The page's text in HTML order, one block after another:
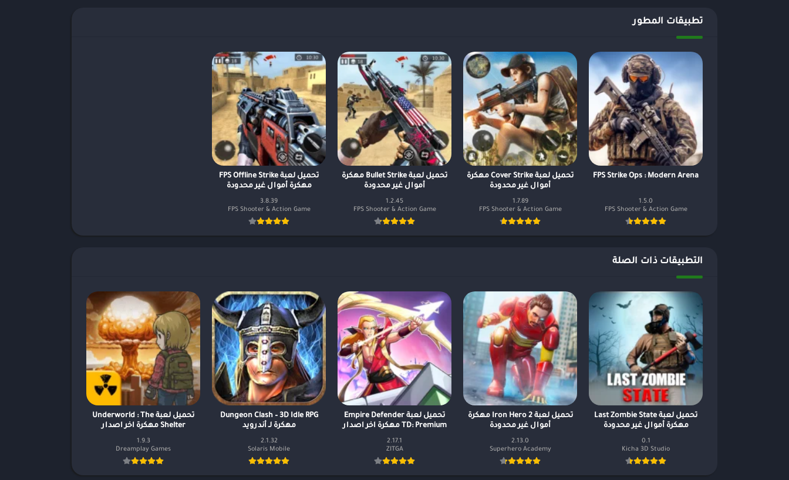
تطبيقات المطور
FPS Strike Ops : Modern Arena
1.5.0
FPS Shooter & Action Game
تحميل لعبة Cover Strike مهكرة
أموال غير محدودة
1.7.89
FPS Shooter & Action Game
تحميل لعبة Bullet Strike مهكرة
أموال غير محدودة
1.2.45
FPS Shooter & Action Game
تحميل لعبة FPS Offline Strike
مهكرة أموال غير محدودة
3.8.39
FPS Shooter & Action Game
التطبيقات ذات الصلة
تحميل لعبة Last Zombie State
مهكرة أموال غير محدودة
0.1
Kicha 3D Studio
تحميل لعبة Iron Hero 2 مهكرة
أموال غير محدودة
2.13.0
Superhero Academy
تحميل لعبة Empire Defender
TD: Premium مهكرة اخر اصدار
2.17.1
ZITGA
Dungeon Clash – 3D Idle RPG
مهكرة لـ أندرويد
2.1.32
Solaris Mobile
تحميل لعبة Underworld : The
Shelter مهكرة اخر اصدار
1.9.3
Dreamplay Games